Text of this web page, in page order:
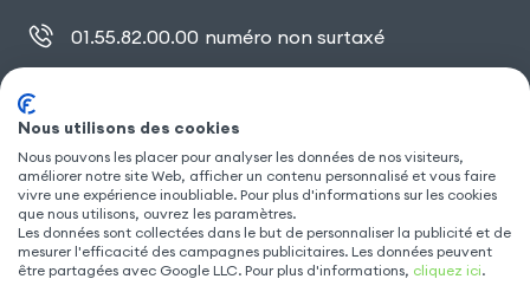
01.55.82.00.00 numéro non surtaxé
SUIVEZ NOUS
Nous utilisons des cookies
Nous pouvons les placer pour analyser les données de nos visiteurs,
améliorer notre site Web, afficher un contenu personnalisé et vous faire
vivre une expérience inoubliable. Pour plus d'informations sur les cookies
que nous utilisons, ouvrez les paramètres.
Les données sont collectées dans le but de personnaliser la publicité et de
mesurer l'efficacité des campagnes publicitaires. Les données peuvent
être partagées avec Google LLC. Pour plus d'informations, cliquez ici.